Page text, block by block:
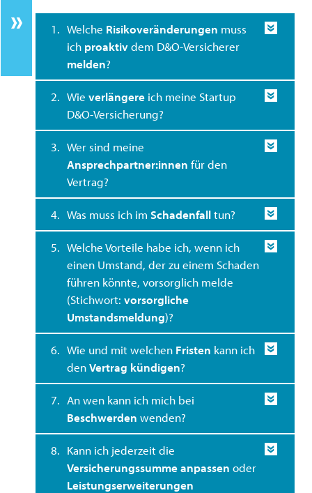
1. Welche Risikoveränderungen muss
ich proaktivdem D&O-Versicherer
melden?
2. Wieverlängere ich meine Startup
D&O-Versicherung?
3. Wer sind meine
Ansprechpartner:innen für den
Vertrag?
4. Was muss ich imSchadenfalltun?
5. Welche Vorteile habe ich, wenn ich
einen Umstand, der zu einem Schaden
führen könnte, vorsorglich melde
(Stichwort:vorsorgliche
Umstandsmeldung)?
6. Wie und mit welchen Fristen kann ich
denVertrag kündigen?
7. An wen kann ich mich bei
Beschwerden wenden?
8. Kann ich jederzeit die
Versicherungssumme anpassen oder
Leistungserweiterungen